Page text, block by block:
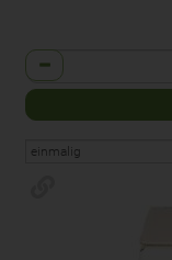
Anzahl